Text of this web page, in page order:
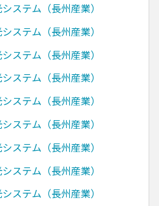
ステム（長州産業）
ステム（長州産業）
ステム（長州産業）
ステム（長州産業）
ステム（長州産業）
ステム（長州産業）
ステム（長州産業）
ステム（長州産業）
ステム（長州産業）